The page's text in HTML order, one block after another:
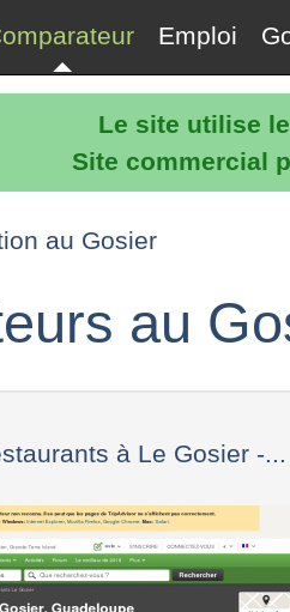
Le site utilise
Site commercial
Emploi
au Gosier
au
à Le Gosier -...